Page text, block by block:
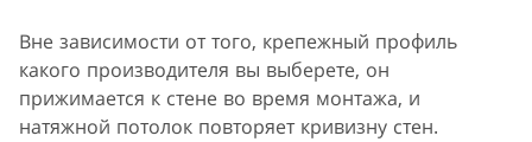
Вне зависимости от того, крепежный профиль
какого производителя вы выберете, он
прижимается к стене во время монтажа, и
натяжной потолок повторяет кривизну стен.